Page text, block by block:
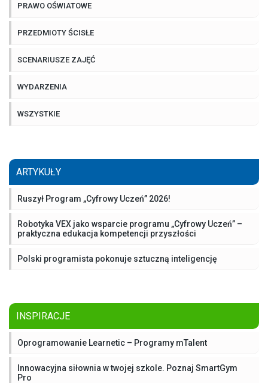
PRAWO OŚWIATOWE
PRZEDMIOTY ŚCISŁE
SCENARIUSZE ZAJĘĆ
WYDARZENIA
WSZYSTKIE
ARTYKUŁY
Ruszył Program „Cyfrowy Uczeń” 2026!
Robotyka VEX jako wsparcie programu „Cyfrowy Uczeń” –
praktyczna edukacja kompetencji przyszłości
Polski programista pokonuje sztuczną inteligencję
INSPIRACJE
Oprogramowanie Learnetic – Programy mTalent
Innowacyjna siłownia w twojej szkole. Poznaj SmartGym
Pro